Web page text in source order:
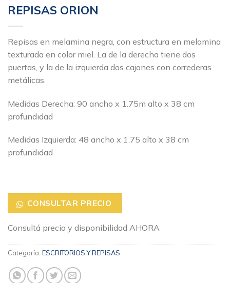
REPISAS ORION
Repisas en melamina negra, con estructura en melamina
texturada en color miel. La de la derecha tiene dos
puertas, y la de la izquierda dos cajones con correderas
metálicas.
Medidas Derecha: 90 ancho x 1.75m alto x 38 cm
profundidad
Medidas Izquierda: 48 ancho x 1.75 alto x 38 cm
profundidad
CONSULTAR PRECIO
Consultá precio y disponibilidad AHORA
Categoría: ESCRITORIOS Y REPISAS